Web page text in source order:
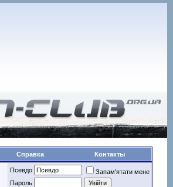
Справка Контакты
Псевдо
Запам'ятати мене
Пароль